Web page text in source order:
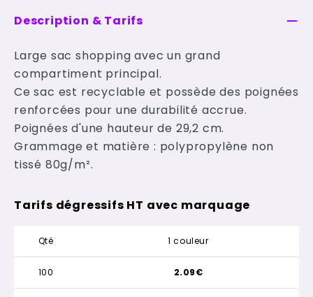
Description & Tarifs
Large sac shopping avec un grand
compartiment principal.
Ce sac est recyclable et possède des poignées
renforcées pour une durabilité accrue.
Poignées d'une hauteur de 29,2 cm.
Grammage et matière : polypropylène non
tissé 80g/m².
Tarifs dégressifs HT avec marquage
Qté 1 couleur
100 2.09€